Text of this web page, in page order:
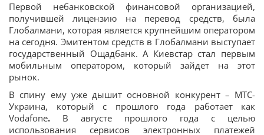
Первой небанковской финансовой организацией,
получившей лицензию на перевод средств, была
Глобалмани, которая является крупнейшим оператором
на сегодня. Эмитентом средств в Глобалмани выступает
государственный Ощадбанк. А Киевстар стал первым
мобильным оператором, который зайдет на этот
рынок.
В спину ему уже дышит основной конкурент – МТС-
Украина, который с прошлого года работает как
Vodafone. В августе прошлого года с целью
использования сервисов электронных платежей